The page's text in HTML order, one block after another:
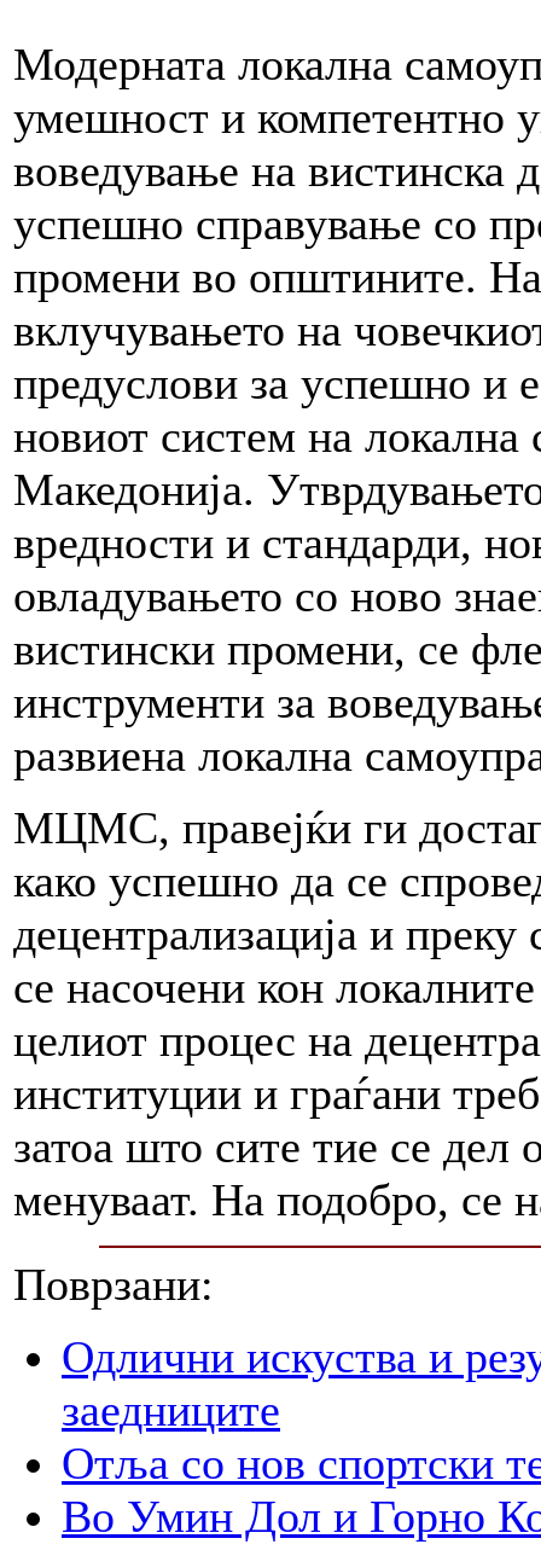
Модерната локална
умешност и компетентно
воведување на вистинска
успешно справување со
промени во општините.
вклучувањето на
предуслови за успешно и
новиот систем на локална
Македонија.
вредности и стандарди,
овладувањето со ново
вистински промени, се
инструменти за
развиена локална
МЦМС, правејќи ги
како успешно да се
децентрализација и
се насочени кон
целиот процес на
институции и граѓани
затоа што сите тие се дел
менуваат. На подобро, се
Поврзани:
Одлични искуства и
заедниците
Отља со нов спортски
Во Умин Дол и Горно